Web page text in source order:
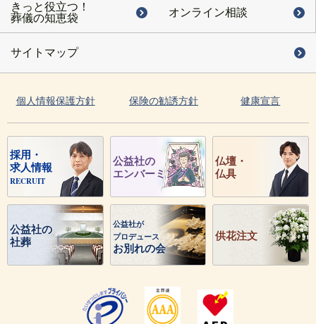
きっと役立つ！
葬儀の知恵袋
オンライン相談
サイトマップ
個人情報保護方針 保険の勧誘方針 健康宣言
採用・
求人情報
RECRUIT
公益社の
エンバーミング
仏壇・
仏具
公益社の
社葬
公益社が
プロデュース
お別れの会
供花注文